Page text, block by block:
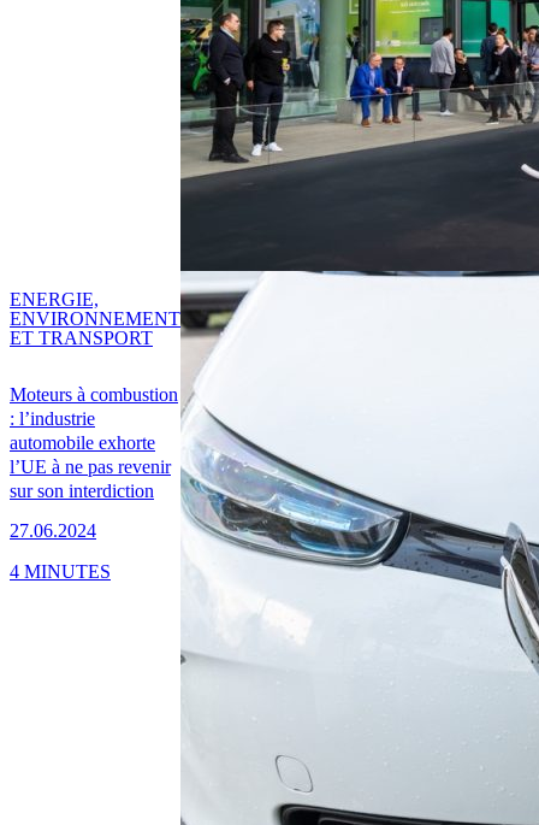
Moteurs à combustion
: l’industrie
automobile exhorte
l’UE à ne pas revenir
sur son interdiction
27.06.2024
ENERGIE,
ENVIRONNEMENT
ET TRANSPORT
4 MINUTES